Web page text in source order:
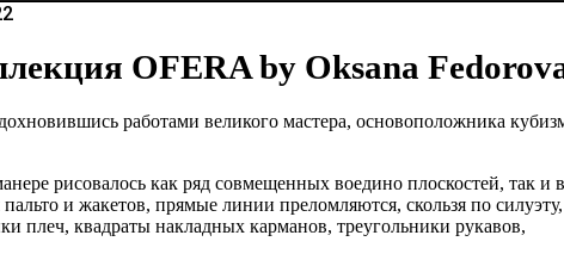
OFERA by Oksana
работами великого мастера, основоположника
рисовалось как ряд совмещенных воедино плоскостей, так и в
и жакетов, прямые линии преломляются, скользя по силуэту,
плеч, квадраты накладных карманов, треугольники рукавов,